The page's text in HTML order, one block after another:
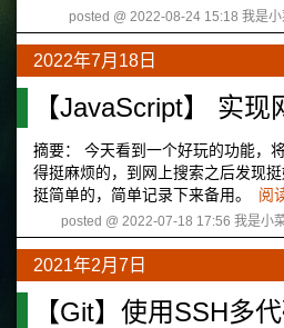
posted @ 2022-08-24 15:18 我是小
2022年7月18日
【JavaScript】 实现
摘要： 今天看到一个好玩的功能，
得挺麻烦的，到网上搜索之后发现
挺简单的，简单记录下来备用。
阅
posted @ 2022-07-18 17:56 我是小
2021年2月7日
【Git】使用SSH多